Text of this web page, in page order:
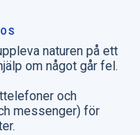
naturen på ett
om något går fel.
och
messenger) för